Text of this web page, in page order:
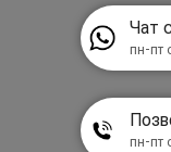
Чат
пн-пт
пн-пт